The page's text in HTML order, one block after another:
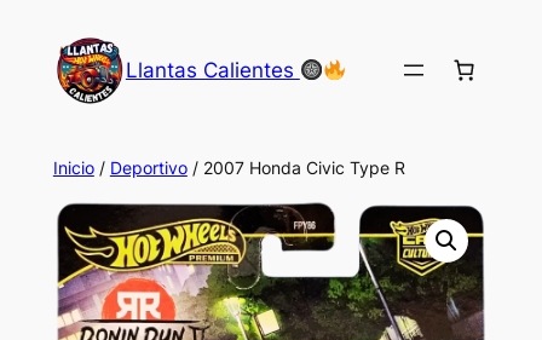
contenido
Llantas Calientes
Inicio/ Deportivo/ 2007 Honda Civic Type R